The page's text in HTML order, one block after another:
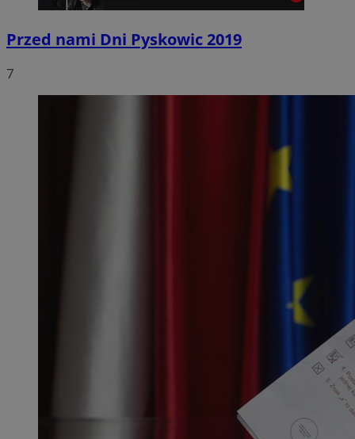
Przed nami Dni Pyskowic 2019
7